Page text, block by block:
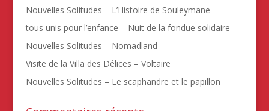
Nouvelles Solitudes – L’Histoire de Souleymane
tous unis pour l’enfance – Nuit de la fondue solidaire
Nouvelles Solitudes – Nomadland
Visite de la Villa des Délices – Voltaire
Nouvelles Solitudes – Le scaphandre et le papillon